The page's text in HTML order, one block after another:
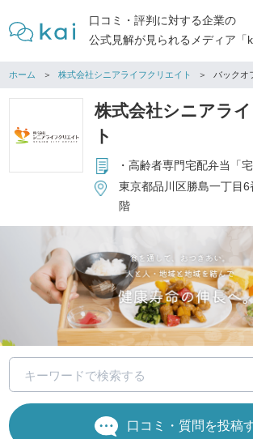
口コミ・評判に対する企業の
公式見解が見られるメディア「
ホーム 株式会社シニアライフクリエイト バックオ
株式会社シニアラ
ト
東京都品川区勝島一丁目
階
口コミ・質問を投稿